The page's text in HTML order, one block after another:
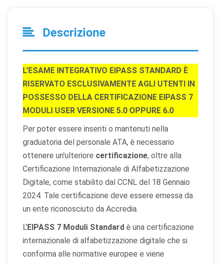
Descrizione
L'ESAME INTEGRATIVO EIPASS STANDARD È
RISERVATO ESCLUSIVAMENTE AGLI UTENTI IN
POSSESSO DELLA CERTIFICAZIONE EIPASS 7
MODULI USER VERSIONE 5.0 OPPURE 6.0
Per poter essere inseriti o mantenuti nella
graduatoria del personale ATA, è necessario
ottenere un'ulteriore certificazione, oltre alla
Certificazione Internazionale di Alfabetizzazione
Digitale, come stabilito dal CCNL del 18 Gennaio
2024. Tale certificazione deve essere emessa da
un ente riconosciuto da Accredia.
L'EIPASS 7 Moduli Standard è una certificazione
internazionale di alfabetizzazione digitale che si
conforma alle normative europee e viene